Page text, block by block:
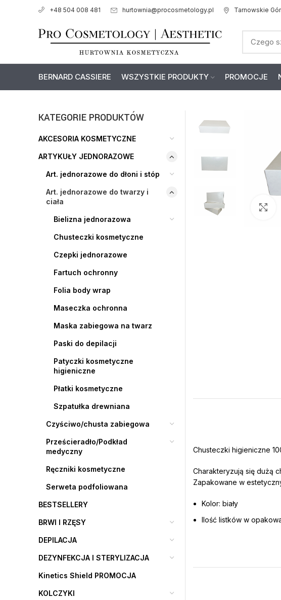
+48 504 008 481 hurtownia@procosmetology.pl Tarnowskie
BERNARD CASSIERE WSZYSTKIE PRODUKTY PROMOCJE
Chusteczki higieniczne
Charakteryzują się dużą
Zapakowane w
Kolor: biały
Ilość listków w
KATEGORIE PRODUKTÓW
AKCESORIA KOSMETYCZNE
ARTYKUŁY JEDNORAZOWE
Art. jednorazowe do dłoni i stóp
Art. jednorazowe do twarzy i
ciała
Bielizna jednorazowa
Chusteczki kosmetyczne
Czepki jednorazowe
Fartuch ochronny
Folia body wrap
Maseczka ochronna
Maska zabiegowa na twarz
Paski do depilacji
Patyczki kosmetyczne
higieniczne
Płatki kosmetyczne
Szpatułka drewniana
Czyściwo/chusta zabiegowa
Prześcieradło/Podkład
medyczny
Ręczniki kosmetyczne
Serweta podfoliowana
BESTSELLERY
BRWI I RZĘSY
DEPILACJA
DEZYNFEKCJA I STERYLIZACJA
Kinetics Shield PROMOCJA
KOLCZYKI